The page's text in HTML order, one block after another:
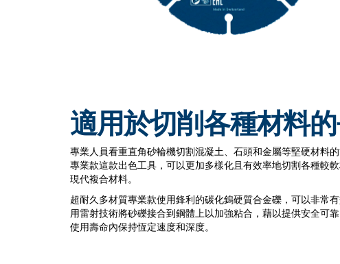
適用於切削各種材料
專業人員看重直角砂輪機切割混凝土、石頭和金屬等堅硬材料
專業款這款出色工具，可以更加多樣化且有效率地切割各種較
現代複合材料。
超耐久多材質專業款使用鋒利的碳化鎢硬質合金礫，可以非常
用雷射技術將砂礫接合到鋼體上以加強粘合，藉以提供安全可
使用壽命內保持恆定速度和深度。